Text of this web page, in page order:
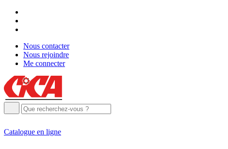
Nous contacter
Nous rejoindre
Me connecter
Catalogue en ligne